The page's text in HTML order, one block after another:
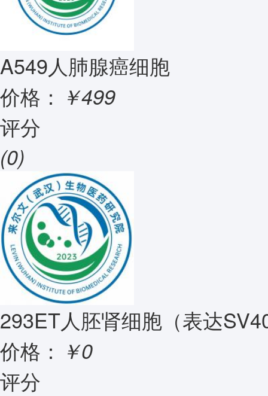
A549人肺腺癌细胞
价格： ￥499
评分
(0)
293ET人胚肾细胞（表达
价格： ￥0
评分